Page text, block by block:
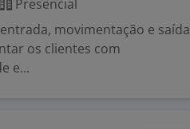
Presencial
movimentação e saída
os clientes com
e...